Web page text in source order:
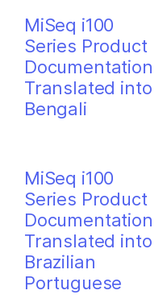
MiSeq i100
Series Product
Documentation
Translated into
Bengali
MiSeq i100
Series Product
Documentation
Translated into
Brazilian
Portuguese